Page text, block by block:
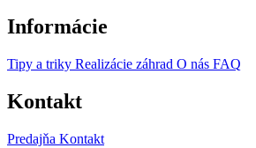
Informácie
Tipy a triky Realizácie záhrad O nás FAQ
Kontakt
Predajňa Kontakt